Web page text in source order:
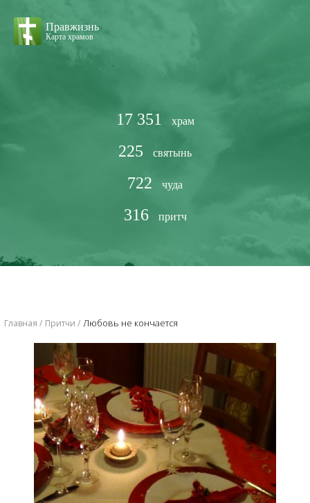
Правжизнь
Карта храмов
17 351 храм
225 святынь
722 чуда
316 притч
Главная Притчи Любовь не кончается